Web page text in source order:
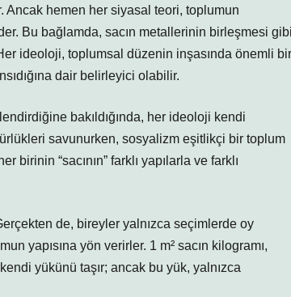
Ancak hemen her siyasal teori, toplumun
Bu bağlamda, sacın metallerinin birleşmesi
ideoloji, toplumsal düzenin inşasında önemli bir
dair belirleyici olabilir.
bakıldığında, her ideoloji kendi
savunurken, sosyalizm eşitlikçi bir toplum
birinin “sacının” farklı yapılarla ve farklı
de, bireyler yalnızca seçimlerde oy
yapısına yön verirler. 1 m² sacın kilogramı,
yükünü taşır; ancak bu yük, yalnızca